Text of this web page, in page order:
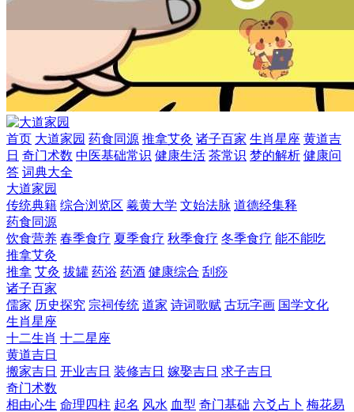
首页 大道家园 药食同源 推拿艾灸 诸子百家 生肖星座 黄道吉
日 奇门术数 中医基础常识 健康生活 茶常识 梦的解析 健康问
答 词典大全
大道家园
传统典籍 综合浏览区 羲黄大学 文始法脉 道德经集释
药食同源
饮食营养 春季食疗 夏季食疗 秋季食疗 冬季食疗 能不能吃
推拿艾灸
推拿 艾灸 拔罐 药浴 药酒 健康综合 刮痧
诸子百家
儒家 历史探究 宗祠传统 道家 诗词歌赋 古玩字画 国学文化
生肖星座
十二生肖 十二星座
黄道吉日
搬家吉日 开业吉日 装修吉日 嫁娶吉日 求子吉日
奇门术数
相由心生 命理四柱 起名 风水 血型 奇门基础 六爻占卜 梅花易